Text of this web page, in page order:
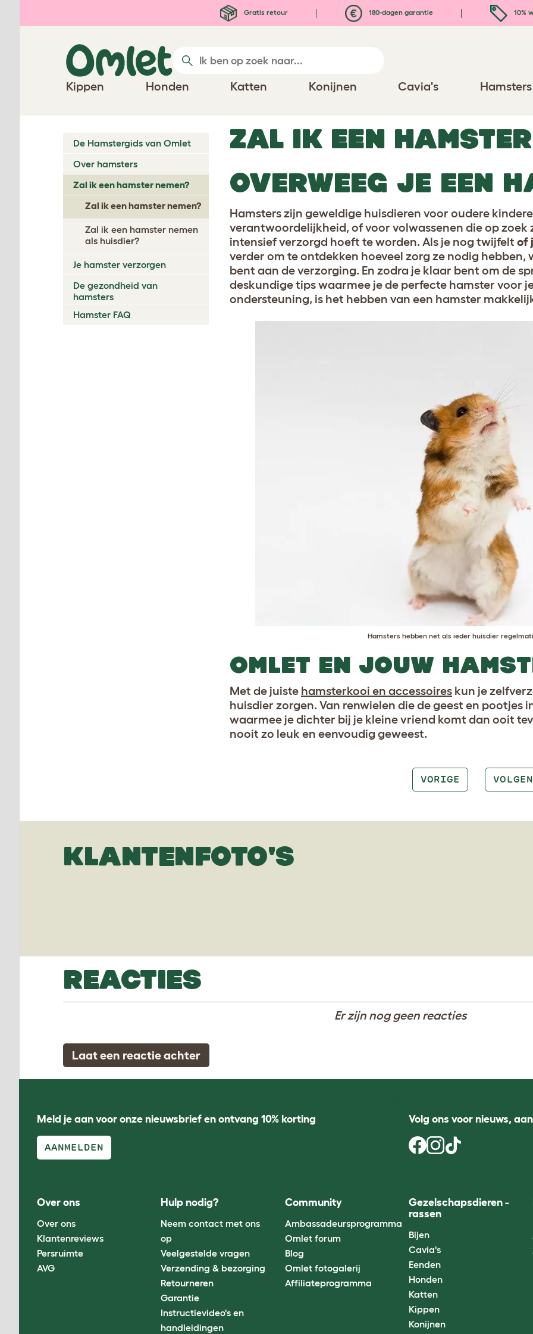
Gratis retour 180-dagen garantie 10%
Kippen Honden Katten Konijnen Cavia's Hamsters
De Hamstergids van Omlet
Over hamsters
Zal ik een hamster nemen?
Zal ik een hamster nemen?
Zal ik een hamster nemen
als huisdier?
Je hamster verzorgen
De gezondheid van
hamsters
Hamster FAQ
ZAL IK EEN
OVERWEEG JE EEN
Hamsters zijn geweldige huisdieren voor oudere
verantwoordelijkheid, of voor volwassenen die op zoek
intensief verzorgd hoeft te worden. Als je nog twijfelt of
verder om te ontdekken hoeveel zorg ze nodig
bent aan de verzorging. En zodra je klaar bent om de
deskundige tips waarmee je de perfecte hamster voor
ondersteuning, is het hebben van een hamster
Hamsters hebben net als ieder huisdier
OMLET EN JOUW
Met de juiste hamsterkooi en accessoires kun je
huisdier zorgen. Van renwielen die de geest en pootjes
waarmee je dichter bij je kleine vriend komt dan ooit
nooit zo leuk en eenvoudig geweest.
VORIGE
KLANTENFOTO'S
REACTIES
Er zijn nog geen reacties
Laat een reactie achter
Meld je aan voor onze nieuwsbrief en ontvang 10% korting
AANMELDEN
Volg ons voor nieuws,
Over ons
Over ons
Klantenreviews
Persruimte
AVG
Hulp nodig?
Neem contact met ons
op
Veelgestelde vragen
Verzending & bezorging
Retourneren
Garantie
Instructievideo's en
handleidingen
Community
Ambassadeursprogramma
Omlet forum
Blog
Omlet fotogalerij
Affiliateprogramma
Gezelschapsdieren -
rassen
Bijen
Cavia's
Eenden
Honden
Katten
Kippen
Konijnen